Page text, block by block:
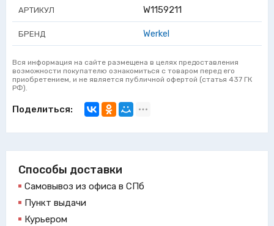
АРТИКУЛ W1159211
БРЕНД Werkel
Вся информация на сайте размещена в целях предоставления
возможности покупателю ознакомиться с товаром перед его
приобретением, и не является публичной офертой (статья 437 ГК
РФ).
Поделиться:
Способы доставки
Самовывоз из офиса в СПб
Пункт выдачи
Курьером